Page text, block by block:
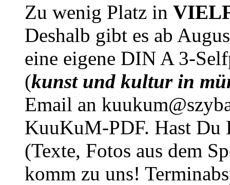
Zu wenig Platz in
Deshalb gibt es ab
eine eigene DIN A 3-
(kunst und kultur in
Email an
KuuKuM-PDF. Hast Du
(Texte, Fotos aus dem
komm zu uns!